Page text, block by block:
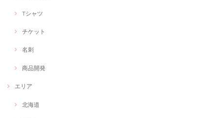
今にも動きだしそうなくらいの命を吹き込んでいただきました！ありが
とうございます!
Tシャツ
チケット
名刺
商品開発
エリア
北海道